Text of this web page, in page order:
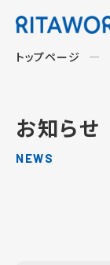
トップページ
お知らせ
NEWS